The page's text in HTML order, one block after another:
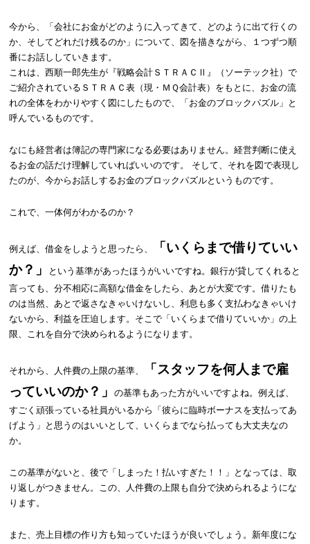
今から、「会社にお金がどのように入ってきて、どのように出て行くの
か、そしてどれだけ残るのか」について、図を描きながら、１つずつ順
番にお話ししていきます。
これは、西順一郎先生が『戦略会計ＳＴＲＡＣⅡ』（ソーテック社）で
ご紹介されているＳＴＲＡＣ表（現・ＭＱ会計表）をもとに、お金の流
れの全体をわかりやすく図にしたもので、「お金のブロックパズル」と
呼んでいるものです。
なにも経営者は簿記の専門家になる必要はありません。経営判断に使え
るお金の話だけ理解していればいいのです。 そして、それを図で表現し
たのが、今からお話しするお金のブロックパズルというものです。
これで、一体何がわかるのか？
例えば、借金をしようと思ったら、
「いくらまで借りていい
か？」
という基準があったほうがいいですね。銀行が貸してくれると
言っても、分不相応に高額な借金をしたら、あとが大変です。借りたも
のは当然、あとで返さなきゃいけないし、利息も多く支払わなきゃいけ
ないから、利益を圧迫します。そこで「いくらまで借りていいか」の上
限、これを自分で決められるようになります。
それから、人件費の上限の基準、
「スタッフを何人まで雇
っていいのか？」
の基準もあった方がいいですよね。例えば、
すごく頑張っている社員がいるから「彼らに臨時ボーナスを支払ってあ
げよう」と思うのはいいとして、いくらまでなら払っても大丈夫なの
か。
この基準がないと、後で「しまった！払いすぎた！！」となっては、取
り返しがつきません。この、人件費の上限も自分で決められるようにな
ります。
また、売上目標の作り方も知っていたほうが良いでしょう。新年度にな